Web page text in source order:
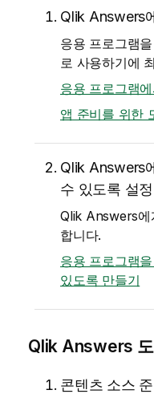
Qlik Answers
응용 프로그램
로 사용하기에
응용 프로그램
앱 준비를 위한
Qlik Answers
수 있도록 설정
Qlik Answers
합니다.
응용 프로그램
있도록 만들기
Qlik Answers
콘텐츠 소스